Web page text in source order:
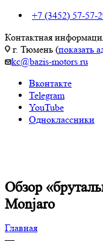
+7 (3452) 57-57-
Контактная
г. Тюмень (показать
kc@bazis-motors.ru
Вконтакте
Telegram
YouTube
Одноклассники
Обзор
Monjaro
Главная
—